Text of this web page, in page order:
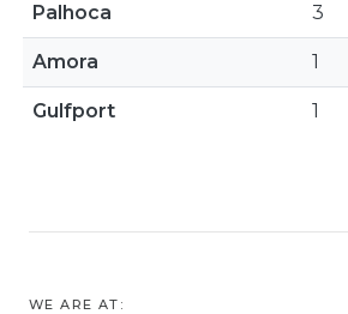
Palhoca 3
Amora 1
Gulfport 1
WE ARE AT: